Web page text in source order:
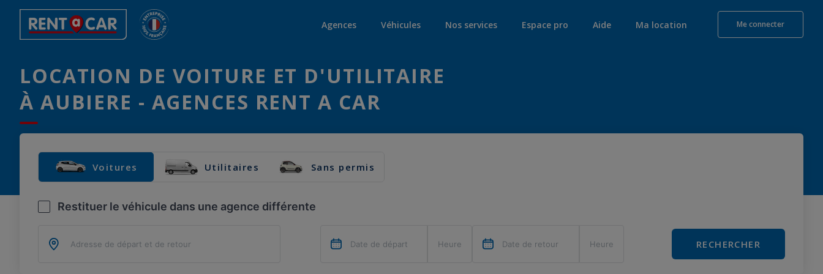
Agences Véhicules Nos services Espace pro Aide Ma location Me connecter
LOCATION DE VOITURE ET D'UTILITAIRE
À AUBIERE - AGENCES RENT A CAR
Voitures Utilitaires Sans permis
Restituer le véhicule dans une agence différente
RECHERCHER